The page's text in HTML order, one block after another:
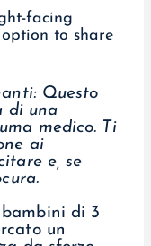
Questo
di una
medico. Ti
ai
e, se
di 3
un